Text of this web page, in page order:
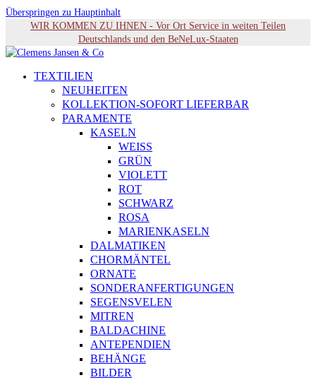
Überspringen zu Hauptinhalt
WIR KOMMEN ZU IHNEN - Vor Ort Service in weiten Teilen
Deutschlands und den BeNeLux-Staaten
TEXTILIEN
NEUHEITEN
KOLLEKTION-SOFORT LIEFERBAR
PARAMENTE
KASELN
WEISS
GRÜN
VIOLETT
ROT
SCHWARZ
ROSA
MARIENKASELN
DALMATIKEN
CHORMÄNTEL
ORNATE
SONDERANFERTIGUNGEN
SEGENSVELEN
MITREN
BALDACHINE
ANTEPENDIEN
BEHÄNGE
BILDER